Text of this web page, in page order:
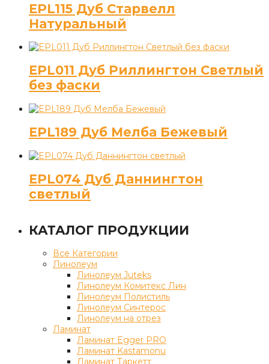
EPL115 Дуб Старвелл
Натуральный
EPL011 Дуб Риллингтон Светлый
без фаски
EPL189 Дуб Мелба Бежевый
EPL074 Дуб Даннингтон
светлый
КАТАЛОГ ПРОДУКЦИИ
Все Категории
Линолеум
Линолеум Juteks
Линолеум Комитекс Лин
Линолеум Полистиль
Линолеум Синтерос
Линолеум на отрез
Ламинат
Ламинат Egger PRO
Ламинат Kastamonu
Ламинат Таркетт